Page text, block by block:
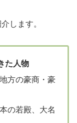
します。
た人物
方の豪商・豪
の若殿、大名